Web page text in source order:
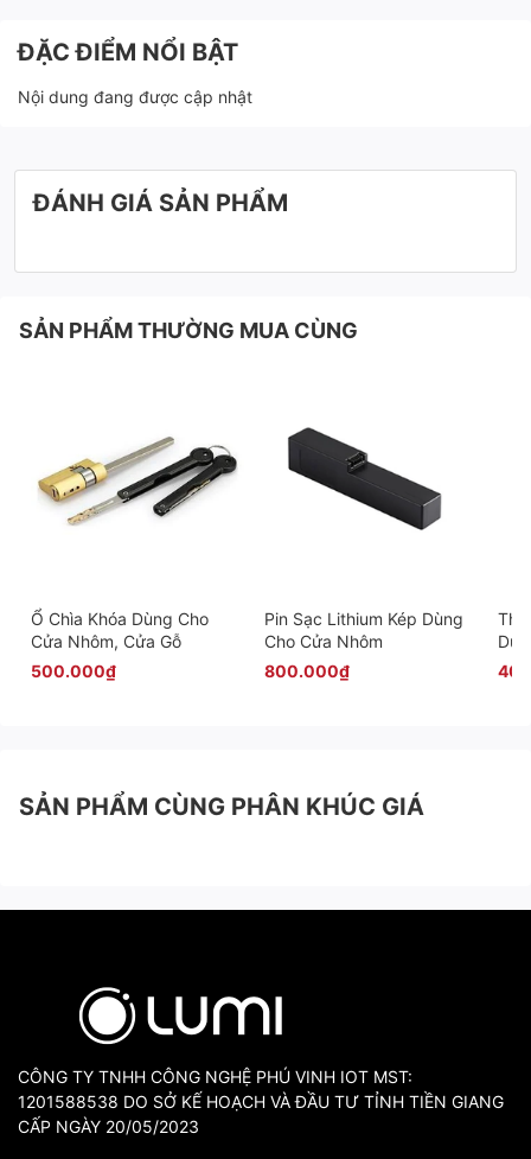
ĐẶC ĐIỂM NỔI BẬT
Nội dung đang được cập nhật
ĐÁNH GIÁ SẢN PHẨM
SẢN PHẨM THƯỜNG MUA CÙNG
Ổ Chìa Khóa Dùng Cho
Cửa Nhôm, Cửa Gỗ
500.000₫
Pin Sạc Lithium Kép Dùng
Cho Cửa Nhôm
800.000₫
SẢN PHẨM CÙNG PHÂN KHÚC GIÁ
CÔNG TY TNHH CÔNG NGHỆ PHÚ VINH IOT MST:
1201588538 DO SỞ KẾ HOẠCH VÀ ĐẦU TƯ TỈNH TIỀN GIANG
CẤP NGÀY 20/05/2023